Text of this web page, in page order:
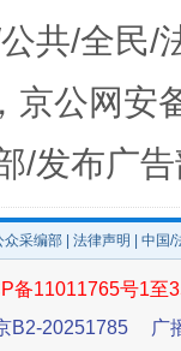
共/全民/
京公网安
/发布广
众采编部 法律声明 | 中国
备11011765号1至
B2-20251785
广